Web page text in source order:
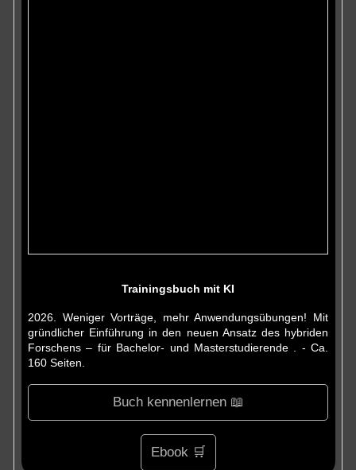
Trainingsbuch mit KI
2026. Weniger Vorträge, mehr Anwendungsübungen! Mit
gründlicher Einführung in den neuen Ansatz des hybriden
Forschens – für Bachelor- und Masterstudierende . - Ca.
160 Seiten.
Buch kennenlernen 📖
Ebook 🛒